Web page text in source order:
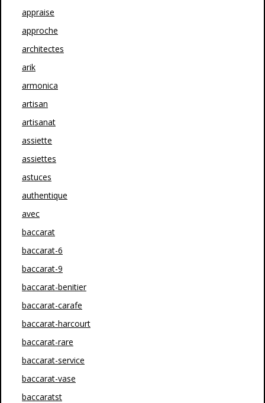
appraise
approche
architectes
arik
armonica
artisan
artisanat
assiette
assiettes
astuces
authentique
avec
baccarat
baccarat-6
baccarat-9
baccarat-benitier
baccarat-carafe
baccarat-harcourt
baccarat-rare
baccarat-service
baccarat-vase
baccaratst